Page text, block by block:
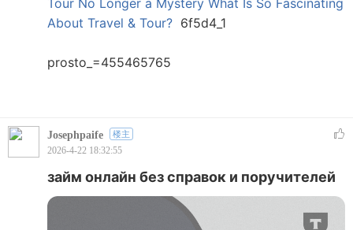
Tour No Longer a Mystery What Is So Fascinating
About Travel & Tour? 6f5d4_1
prosto_=455465765
Josephpaife 楼主
2026-4-22 18:32:55
займ онлайн без справок и поручителей